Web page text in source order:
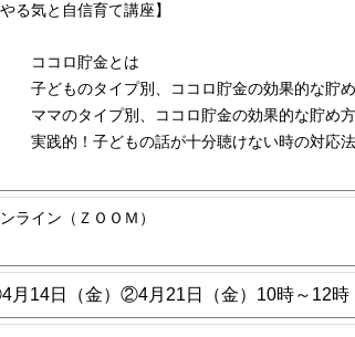
やる気と自信育て講座】
ココロ貯金とは
子どものタイプ別、ココロ貯金の効果的な貯
ママのタイプ別、ココロ貯金の効果的な貯め
実践的！子どもの話が十分聴けない時の対応法
ライン（ＺＯＯＭ）
月14日（金）②4月21日（金）10時～12時